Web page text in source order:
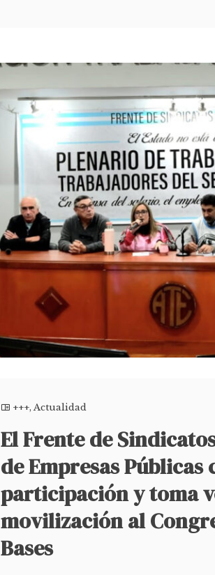
+++,Actualidad
El Frente de
de Empresas
participación y toma
movilización al
Bases